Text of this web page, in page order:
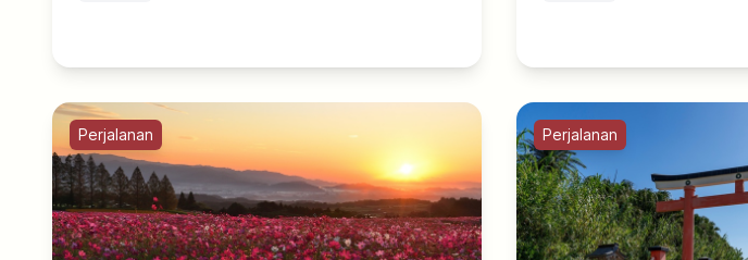
Perjalanan Perjalanan